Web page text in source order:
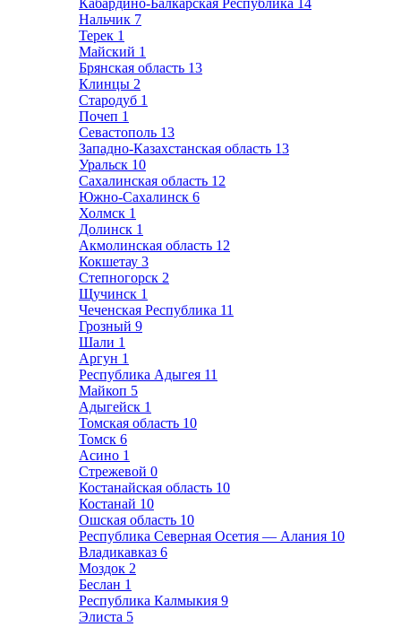
Кабардино-Балкарская Республика 14
Нальчик 7
Терек 1
Майский 1
Брянская область 13
Клинцы 2
Стародуб 1
Почеп 1
Севастополь 13
Западно-Казахстанская область 13
Уральск 10
Сахалинская область 12
Южно-Сахалинск 6
Холмск 1
Долинск 1
Акмолинская область 12
Кокшетау 3
Степногорск 2
Щучинск 1
Чеченская Республика 11
Грозный 9
Шали 1
Аргун 1
Республика Адыгея 11
Майкоп 5
Адыгейск 1
Томская область 10
Томск 6
Асино 1
Стрежевой 0
Костанайская область 10
Костанай 10
Ошская область 10
Республика Северная Осетия — Алания 10
Владикавказ 6
Моздок 2
Беслан 1
Республика Калмыкия 9
Элиста 5